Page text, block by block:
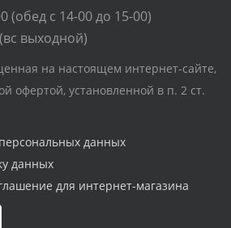
(обед с 14-00 до 15-00)
выходной)
на настоящем интернет-сайте,
офертой, установленной в п. 2 ст.
данных
данных
для интернет-магазина